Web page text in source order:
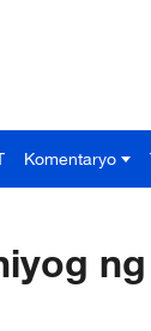
Komentaryo